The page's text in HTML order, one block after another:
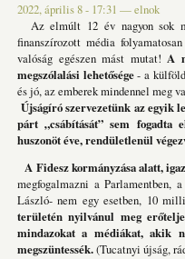
2022, április 8 - 17:31 —elnok
Az elmúlt 12 év nagyon sok
finanszírozott média
valóság egészen mást mutat! A
megszólalási lehetősége- a
és jó, az emberek mindennel meg
Újságíró szervezetünk az egyik
párt „csábítását” sem
huszonöt éve, rendületlenül
A Fidesz kormányzása alatt,
megfogalmazni a Parlamentben,
László- nem egy esetben, 10
területén nyilvánul meg
mindazokat a médiákat, akik
megszüntessék.(Tucatnyi újság,